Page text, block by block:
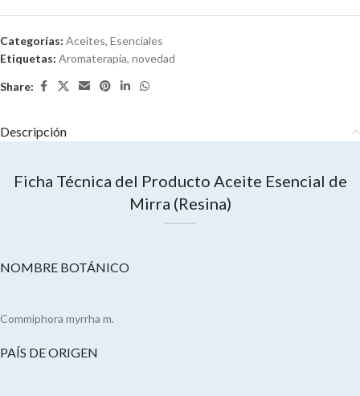
Categorías: Aceites, Esenciales
Etiquetas: Aromaterapia, novedad
Share:
Descripción
Ficha Técnica del Producto Aceite Esencial de
Mirra (Resina)
NOMBRE BOTÁNICO
Commiphora myrrha m.
PAÍS DE ORIGEN